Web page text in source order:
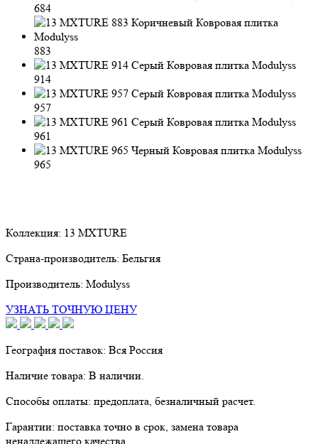
684
883
914
957
961
965
Коллекция: 13 MXTURE
Страна-производитель: Бельгия
Производитель: Modulyss
УЗНАТЬ ТОЧНУЮ ЦЕНУ
География поставок: Вся Россия
Наличие товара: В наличии.
Способы оплаты: предоплата, безналичный расчет.
Гарантии: поставка точно в срок, замена товара
ненадлежащего качества.